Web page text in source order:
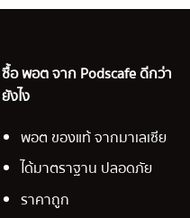
ซื้อ พอต จาก Podscafe ดีกว่า
ยังไง
พอต ของแท้ จากมาเลเซีย
ได้มาตราฐาน ปลอดภัย
ราคาถูก